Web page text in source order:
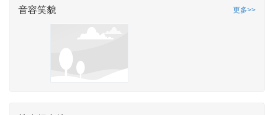
音容笑貌 更多>>